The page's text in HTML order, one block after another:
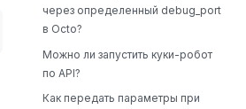
через определенный debug_port
в Octo?
Можно ли запустить куки-робот
по API?
Как передать параметры при